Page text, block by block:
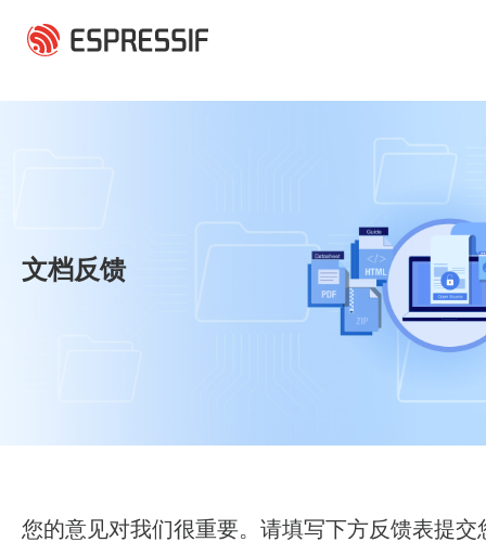
文档反馈
您的意见对我们很重要。请填写下方反馈表提交